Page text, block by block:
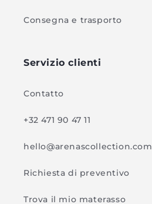
Consegna e trasporto
Servizio clienti
Contatto
+32 471 90 47 11
hello@arenascollection.com
Richiesta di preventivo
Trova il mio materasso